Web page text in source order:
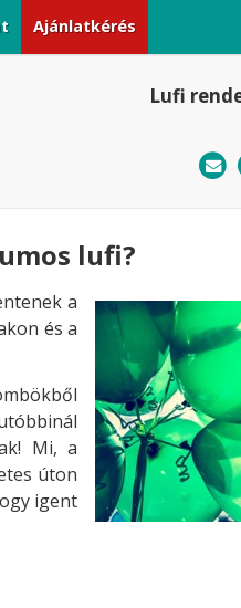
Ajánlatkérés
Lufi
lufi?
a
és a
Mi, a
úton
igent